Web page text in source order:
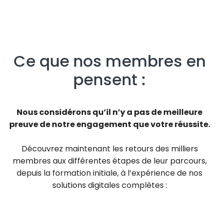
Ce que nos membres en
pensent :
Nous considérons qu’il n’y a pas de meilleure
preuve de notre engagement que votre réussite.
Découvrez maintenant les retours des milliers
membres aux différentes étapes de leur parcours,
depuis la formation initiale, à l’expérience de nos
solutions digitales complètes :